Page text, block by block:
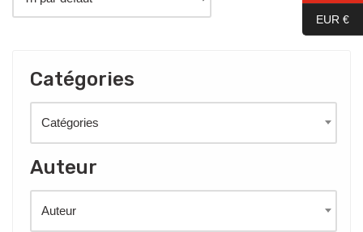
Catégories
Catégories
Auteur
Auteur
EUR €